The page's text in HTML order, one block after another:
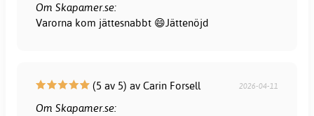
Om Skapamer.se:
Varorna kom jättesnabbt 😄Jättenöjd
(5 av 5) av Carin Forsell 2026-04-11
Om Skapamer.se: